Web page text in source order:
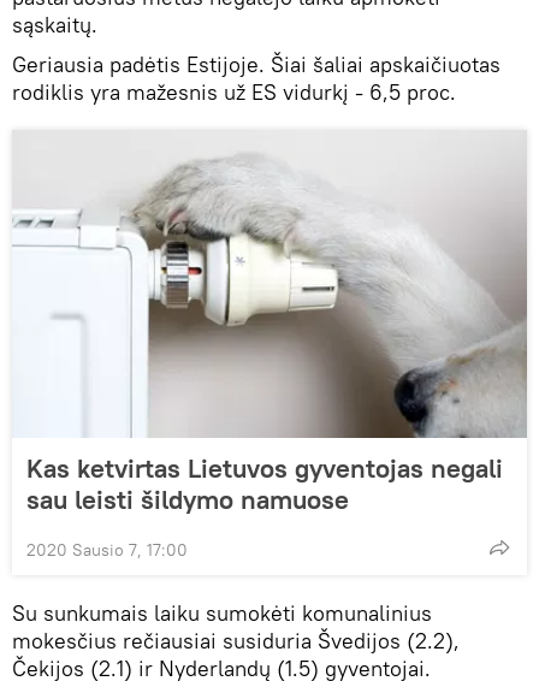
sąskaitų.
Geriausia padėtis Estijoje. Šiai šaliai apskaičiuotas
rodiklis yra mažesnis už ES vidurkį - 6,5 proc.
Kas ketvirtas Lietuvos gyventojas negali
sau leisti šildymo namuose
2020 Sausio 7, 17:00
Su sunkumais laiku sumokėti komunalinius
mokesčius rečiausiai susiduria Švedijos (2.2),
Čekijos (2.1) ir Nyderlandų (1.5) gyventojai.